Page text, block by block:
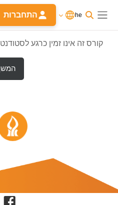
חלון סקירה צדדי
he התחברות
קורס זה אינו זמין כרגע לסטודנטים
המשך